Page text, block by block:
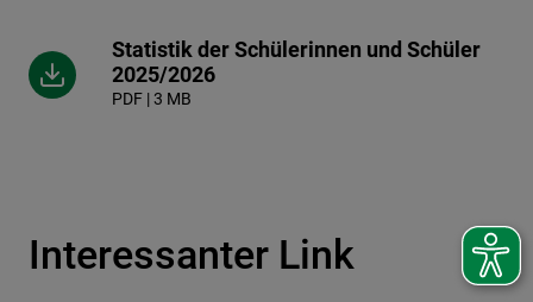
Statistik der Schülerinnen und Schüler
2025/2026
PDF | 3 MB
Interessanter Link